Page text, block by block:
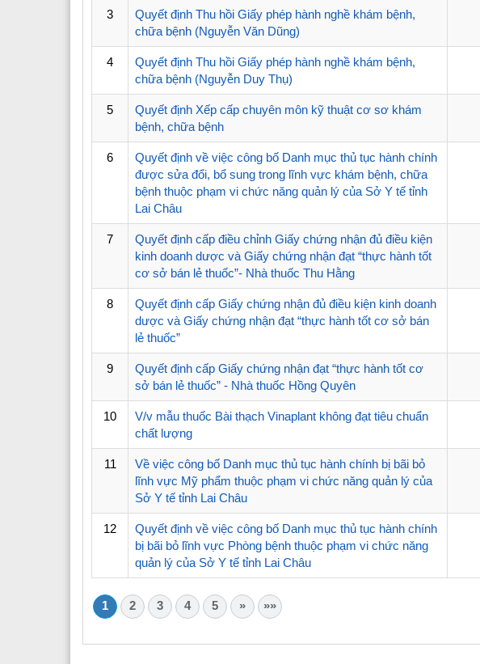
3
Quyết định Thu hồi Giấy phép hành nghề khám bệnh,
chữa bệnh (Nguyễn Văn Dũng)
4
Quyết định Thu hồi Giấy phép hành nghề khám bệnh,
chữa bệnh (Nguyễn Duy Thụ)
5
Quyết định Xếp cấp chuyên môn kỹ thuật cơ sơ khám
bệnh, chữa bệnh
6
Quyết định về việc công bố Danh mục thủ tục hành chính
được sửa đổi, bổ sung trong lĩnh vực khám bệnh, chữa
bệnh thuộc phạm vi chức năng quản lý của Sở Y tế tỉnh
Lai Châu
7
Quyết định cấp điều chỉnh Giấy chứng nhận đủ điều kiện
kinh doanh dược và Giấy chứng nhận đạt “thực hành tốt
cơ sở bán lẻ thuốc”- Nhà thuốc Thu Hằng
8
Quyết định cấp Giấy chứng nhận đủ điều kiện kinh doanh
dược và Giấy chứng nhận đạt “thực hành tốt cơ sở bán
lẻ thuốc”
9
Quyết định cấp Giấy chứng nhận đạt “thực hành tốt cơ
sở bán lẻ thuốc” - Nhà thuốc Hồng Quyên
10
V/v mẫu thuốc Bài thạch Vinaplant không đạt tiêu chuẩn
chất lượng
11
Về việc công bố Danh mục thủ tục hành chính bị bãi bỏ
lĩnh vực Mỹ phẩm thuộc phạm vi chức năng quản lý của
Sở Y tế tỉnh Lai Châu
12
Quyết định về việc công bố Danh mục thủ tục hành chính
bị bãi bỏ lĩnh vực Phòng bệnh thuộc phạm vi chức năng
quản lý của Sở Y tế tỉnh Lai Châu
1 2 3 4 5 » »»